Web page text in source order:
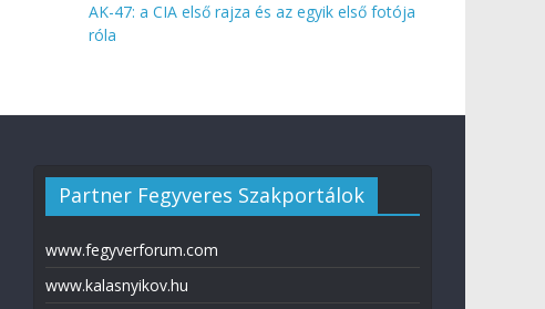
AK-47: a CIA első rajza és az egyik első fotója
róla
Partner Fegyveres Szakportálok
www.fegyverforum.com
www.kalasnyikov.hu